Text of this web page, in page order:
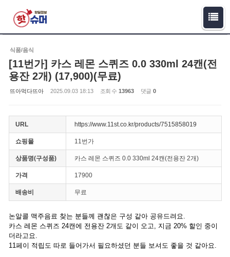
식품/음식
[11번가] 카스 레몬 스퀴즈 0.0 330ml 24캔(전
용잔 2개) (17,900)(무료)
뜨아먹다뜨아 2025.09.03 18:13 조회 수 13963 댓글 0
URL https://www.11st.co.kr/products/7515858019
쇼핑몰 11번가
상품명(구성품) 카스 레몬 스퀴즈 0.0 330ml 24캔(전용잔 2개)
가격 17900
배송비 무료
논알콜 맥주음료 찾는 분들께 괜찮은 구성 같아 공유드려요.
카스 레몬 스퀴즈 24캔에 전용잔 2개도 같이 오고, 지금 20% 할인 중이
더라고요.
11페이 적립도 따로 들어가서 필요하셨던 분들 보셔도 좋을 것 같아요.